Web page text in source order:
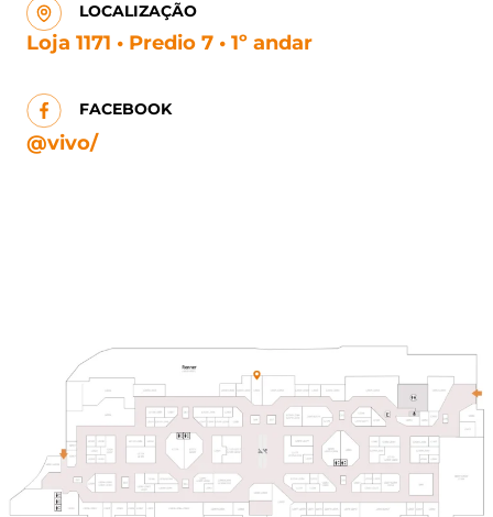
LOCALIZAÇÃO
Loja 1171 • Predio 7 • 1º andar
FACEBOOK
@vivo/